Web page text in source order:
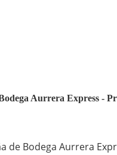
Aurrera Express -
de Bodega Aurrera